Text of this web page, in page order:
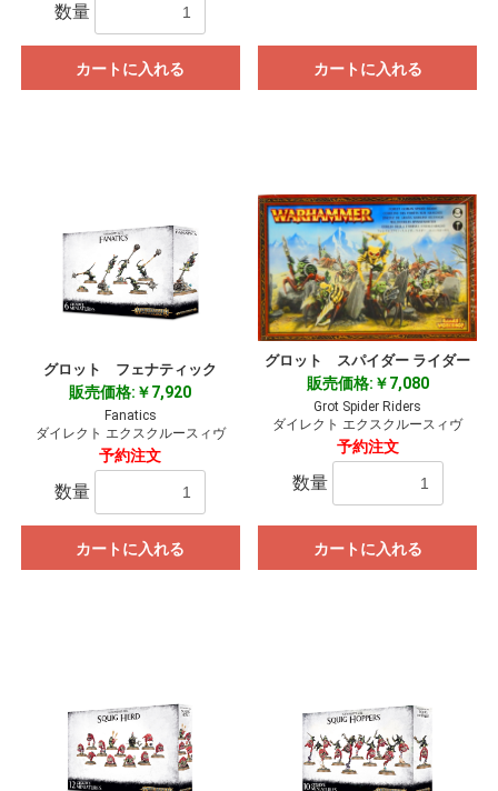
数量
カートに入れる カートに入れる
グロット フェナティック
販売価格:￥7,920
Fanatics
ダイレクト エクスクルースィヴ
予約注文
数量
カートに入れる
グロット スパイダー ライダー
販売価格:￥7,080
Grot Spider Riders
ダイレクト エクスクルースィヴ
予約注文
数量
カートに入れる
お買い物を続ける カートへ進む